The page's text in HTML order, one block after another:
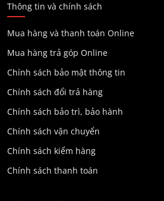
Thông tin và chính sách
Mua hàng và thanh toán Online
Mua hàng trả góp Online
Chính sách bảo mật thông tin
Chính sách đổi trả hàng
Chính sách bảo trì, bảo hành
Chính sách vận chuyển
Chính sách kiểm hàng
Chính sách thanh toán